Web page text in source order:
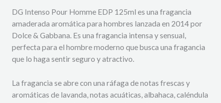
DG Intenso Pour Homme EDP 125ml es una fragancia
amaderada aromática para hombres lanzada en 2014 por
Dolce & Gabbana. Es una fragancia intensa y sensual,
perfecta para el hombre moderno que busca una fragancia
que lo haga sentir seguro y atractivo.
La fragancia se abre con una ráfaga de notas frescas y
aromáticas de lavanda, notas acuáticas, albahaca, caléndula